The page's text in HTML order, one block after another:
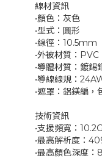
線材資訊
•顏色：灰色
•型式：圓形
•線徑：10.5mm
•外被材質：PVC
•導體材質：鍍錫
•導線線規：
•遮罩：鋁鎂編，
技術資訊
•支援頻寬：
•最高解析度：
•最高顏色深度